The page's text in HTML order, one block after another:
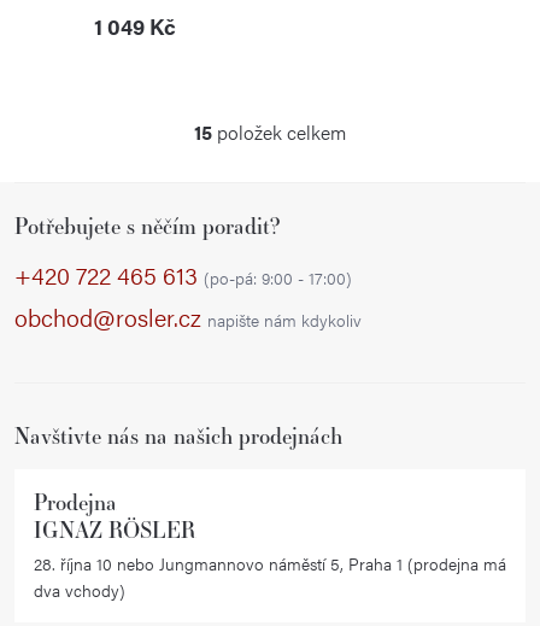
1 049 Kč
O
á
d
c
r
15 položek celkem
Potřebujete s něčím poradit?
+420 722 465 613 (po-pá: 9:00 - 17:00)
obchod@rosler.cz napište nám kdykoliv
Navštivte nás na našich prodejnách
Prodejna
IGNAZ RÖSLER
28. října 10 nebo Jungmannovo náměstí 5, Praha 1 (prodejna má
dva vchody)